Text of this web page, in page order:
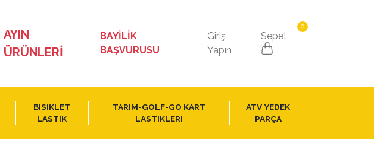
AYIN
ÜRÜNLERI
BAYİLİK
BAŞVURUSU
Giriş
Yapın
Sepet
0
BISIKLET
LASTIK
TARIM-GOLF-GO KART
LASTIKLERI
ATV YEDEK
PARÇA